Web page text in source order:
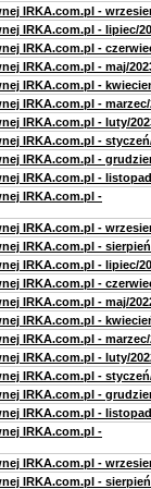
IRKA.com.pl -
IRKA.com.pl - lipiec/
IRKA.com.pl -
IRKA.com.pl - maj/
IRKA.com.pl -
IRKA.com.pl - marzec/
IRKA.com.pl - luty/
IRKA.com.pl -
IRKA.com.pl -
IRKA.com.pl -
IRKA.com.pl -
IRKA.com.pl -
IRKA.com.pl -
IRKA.com.pl - lipiec/
IRKA.com.pl -
IRKA.com.pl - maj/
IRKA.com.pl -
IRKA.com.pl - marzec/
IRKA.com.pl - luty/
IRKA.com.pl -
IRKA.com.pl -
IRKA.com.pl -
IRKA.com.pl -
IRKA.com.pl -
IRKA.com.pl -